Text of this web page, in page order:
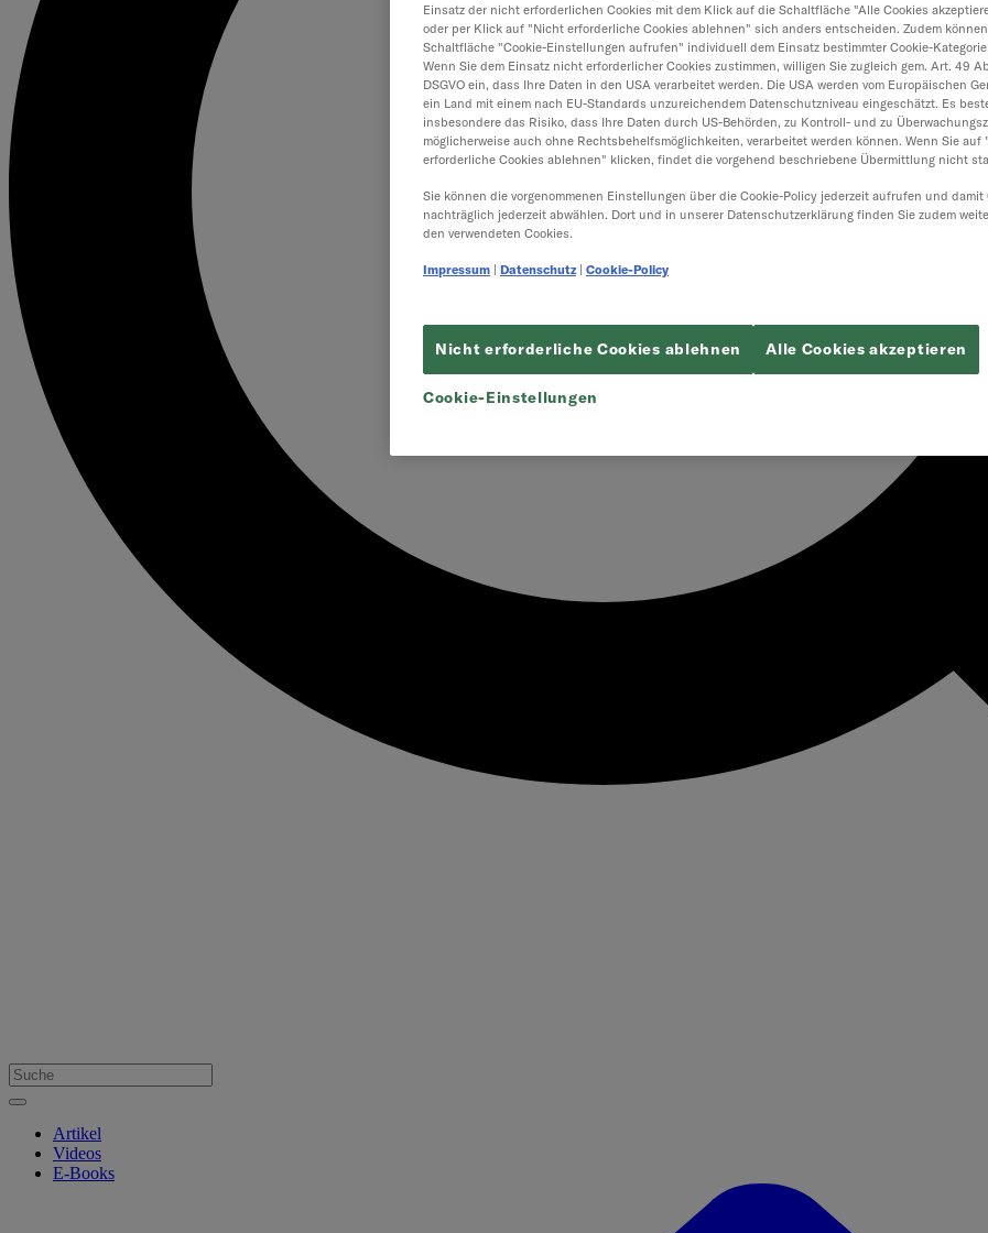
Artikel
Videos
E-Books
Einsatz der nicht erforderlichen Cookies mit dem Klick auf die Schaltfläche "Alle Cookies
oder per Klick auf "Nicht erforderliche Cookies ablehnen" sich anders entscheiden. Zudem
Schaltfläche "Cookie-Einstellungen aufrufen" individuell dem Einsatz bestimmter Cookie-
Wenn Sie dem Einsatz nicht erforderlicher Cookies zustimmen, willigen Sie zugleich gem. Art. 49
DSGVO ein, dass Ihre Daten in den USA verarbeitet werden. Die USA werden vom Europäischen
ein Land mit einem nach EU-Standards unzureichendem Datenschutzniveau eingeschätzt. Es
insbesondere das Risiko, dass Ihre Daten durch US-Behörden, zu Kontroll- und zu
möglicherweise auch ohne Rechtsbehelfsmöglichkeiten, verarbeitet werden können. Wenn Sie auf
erforderliche Cookies ablehnen" klicken, findet die vorgehend beschriebene Übermittlung nicht
Sie können die vorgenommenen Einstellungen über die Cookie-Policy jederzeit aufrufen und damit
nachträglich jederzeit abwählen. Dort und in unserer Datenschutzerklärung finden Sie zudem
den verwendeten Cookies.
Impressum Datenschutz| Cookie-Policy
Cookie-Einstellungen
Nicht erforderliche Cookies ablehnen Alle Cookies akzeptieren